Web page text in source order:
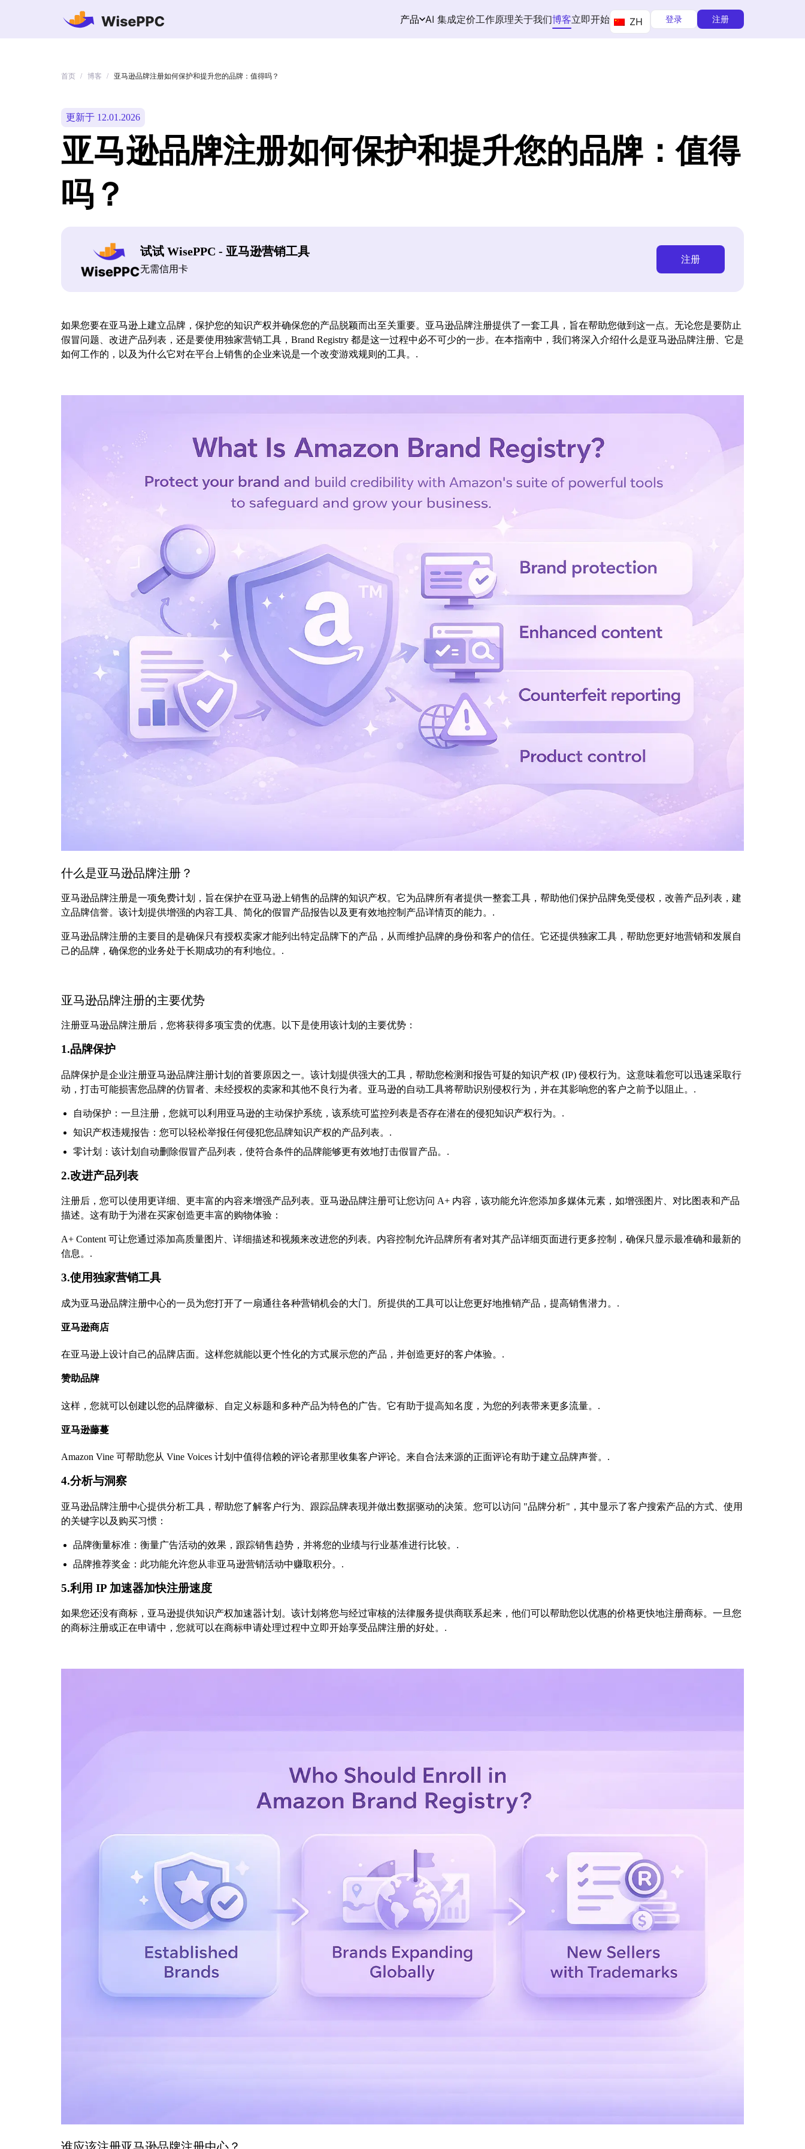
产品 AI 集成定价工作原理关于我们博客立即开始 ZH 登录 注册
首页 / 博客 / 亚马逊品牌注册如何保护和提升您的品牌：值得吗？
更新于 12.01.2026
亚马逊品牌注册如何保护和提升您的品牌：值得
吗？
试试 WisePPC - 亚马逊营销工具
无需信用卡
注册
如果您要在亚马逊上建立品牌，保护您的知识产权并确保您的产品脱颖而出至关重要。亚马逊品牌注册提供了一套工具，旨在帮助您做到这一点。无论您是要防止
假冒问题、改进产品列表，还是要使用独家营销工具，Brand Registry 都是这一过程中必不可少的一步。在本指南中，我们将深入介绍什么是亚马逊品牌注册、它是
如何工作的，以及为什么它对在平台上销售的企业来说是一个改变游戏规则的工具。.
什么是亚马逊品牌注册？
亚马逊品牌注册是一项免费计划，旨在保护在亚马逊上销售的品牌的知识产权。它为品牌所有者提供一整套工具，帮助他们保护品牌免受侵权，改善产品列表，建
立品牌信誉。该计划提供增强的内容工具、简化的假冒产品报告以及更有效地控制产品详情页的能力。.
亚马逊品牌注册的主要目的是确保只有授权卖家才能列出特定品牌下的产品，从而维护品牌的身份和客户的信任。它还提供独家工具，帮助您更好地营销和发展自
己的品牌，确保您的业务处于长期成功的有利地位。.
亚马逊品牌注册的主要优势
注册亚马逊品牌注册后，您将获得多项宝贵的优惠。以下是使用该计划的主要优势：
1.品牌保护
品牌保护是企业注册亚马逊品牌注册计划的首要原因之一。该计划提供强大的工具，帮助您检测和报告可疑的知识产权 (IP) 侵权行为。这意味着您可以迅速采取行
动，打击可能损害您品牌的仿冒者、未经授权的卖家和其他不良行为者。亚马逊的自动工具将帮助识别侵权行为，并在其影响您的客户之前予以阻止。.
自动保护：一旦注册，您就可以利用亚马逊的主动保护系统，该系统可监控列表是否存在潜在的侵犯知识产权行为。.
知识产权违规报告：您可以轻松举报任何侵犯您品牌知识产权的产品列表。.
零计划：该计划自动删除假冒产品列表，使符合条件的品牌能够更有效地打击假冒产品。.
2.改进产品列表
注册后，您可以使用更详细、更丰富的内容来增强产品列表。亚马逊品牌注册可让您访问 A+ 内容，该功能允许您添加多媒体元素，如增强图片、对比图表和产品
描述。这有助于为潜在买家创造更丰富的购物体验：
A+ Content 可让您通过添加高质量图片、详细描述和视频来改进您的列表。内容控制允许品牌所有者对其产品详细页面进行更多控制，确保只显示最准确和最新的
信息。.
3.使用独家营销工具
成为亚马逊品牌注册中心的一员为您打开了一扇通往各种营销机会的大门。所提供的工具可以让您更好地推销产品，提高销售潜力。.
亚马逊商店
在亚马逊上设计自己的品牌店面。这样您就能以更个性化的方式展示您的产品，并创造更好的客户体验。.
赞助品牌
这样，您就可以创建以您的品牌徽标、自定义标题和多种产品为特色的广告。它有助于提高知名度，为您的列表带来更多流量。.
亚马逊藤蔓
Amazon Vine 可帮助您从 Vine Voices 计划中值得信赖的评论者那里收集客户评论。来自合法来源的正面评论有助于建立品牌声誉。.
4.分析与洞察
亚马逊品牌注册中心提供分析工具，帮助您了解客户行为、跟踪品牌表现并做出数据驱动的决策。您可以访问 "品牌分析"，其中显示了客户搜索产品的方式、使用
的关键字以及购买习惯：
品牌衡量标准：衡量广告活动的效果，跟踪销售趋势，并将您的业绩与行业基准进行比较。.
品牌推荐奖金：此功能允许您从非亚马逊营销活动中赚取积分。.
5.利用 IP 加速器加快注册速度
如果您还没有商标，亚马逊提供知识产权加速器计划。该计划将您与经过审核的法律服务提供商联系起来，他们可以帮助您以优惠的价格更快地注册商标。一旦您
的商标注册或正在申请中，您就可以在商标申请处理过程中立即开始享受品牌注册的好处。.